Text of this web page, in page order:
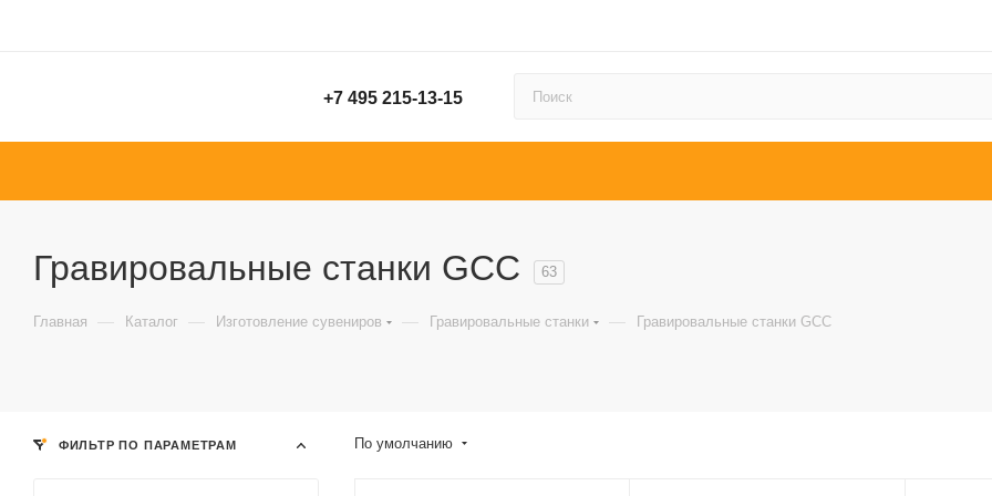
+7 495 215-13-15
Гравировальные станки GCC 63
Главная — Каталог — Изготовление сувениров — Гравировальные станки — Гравировальные станки GCC
По умолчанию
ФИЛЬТР ПО ПАРАМЕТРАМ